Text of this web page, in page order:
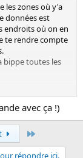
les zones où y'a
données est
endroits où on en
te rendre compte
bippe toutes les
puis quand on
peu,
120 au lieu de
avec ça !)
répondre ici.